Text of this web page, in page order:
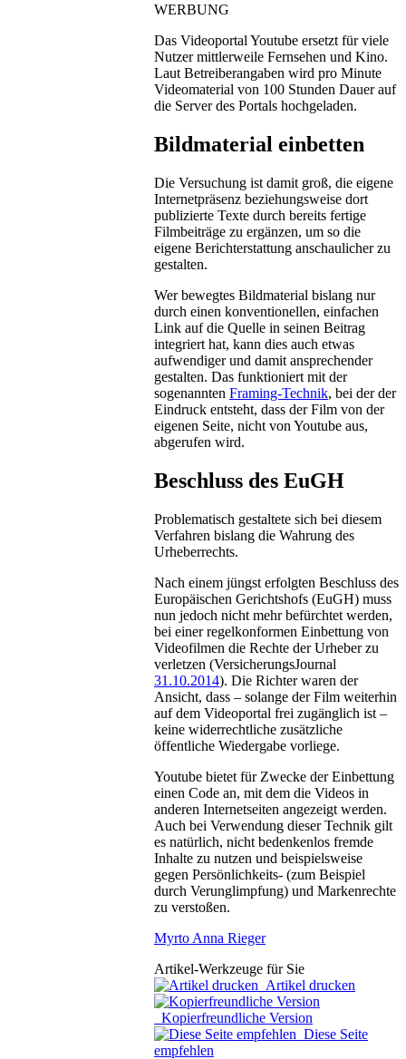
WERBUNG
Das Videoportal Youtube ersetzt für viele
Nutzer mittlerweile Fernsehen und Kino.
Laut Betreiberangaben wird pro Minute
Videomaterial von 100 Stunden Dauer auf
die Server des Portals hochgeladen.
Bildmaterial einbetten
Die Versuchung ist damit groß, die eigene
Internetpräsenz beziehungsweise dort
publizierte Texte durch bereits fertige
Filmbeiträge zu ergänzen, um so die
eigene Berichterstattung anschaulicher zu
gestalten.
Wer bewegtes Bildmaterial bislang nur
durch einen konventionellen, einfachen
Link auf die Quelle in seinen Beitrag
integriert hat, kann dies auch etwas
aufwendiger und damit ansprechender
gestalten. Das funktioniert mit der
sogenannten Framing-Technik, bei der der
Eindruck entsteht, dass der Film von der
eigenen Seite, nicht von Youtube aus,
abgerufen wird.
Beschluss des EuGH
Problematisch gestaltete sich bei diesem
Verfahren bislang die Wahrung des
Urheberrechts.
Nach einem jüngst erfolgten Beschluss des
Europäischen Gerichtshofs (EuGH) muss
nun jedoch nicht mehr befürchtet werden,
bei einer regelkonformen Einbettung von
Videofilmen die Rechte der Urheber zu
verletzen (VersicherungsJournal
31.10.2014). Die Richter waren der
Ansicht, dass – solange der Film weiterhin
auf dem Videoportal frei zugänglich ist –
keine widerrechtliche zusätzliche
öffentliche Wiedergabe vorliege.
Youtube bietet für Zwecke der Einbettung
einen Code an, mit dem die Videos in
anderen Internetseiten angezeigt werden.
Auch bei Verwendung dieser Technik gilt
es natürlich, nicht bedenkenlos fremde
Inhalte zu nutzen und beispielsweise
gegen Persönlichkeits- (zum Beispiel
durch Verunglimpfung) und Markenrechte
zu verstoßen.
Myrto Anna Rieger
Artikel-Werkzeuge für Sie
Artikel drucken
Kopierfreundliche Version
Diese Seite
empfehlen